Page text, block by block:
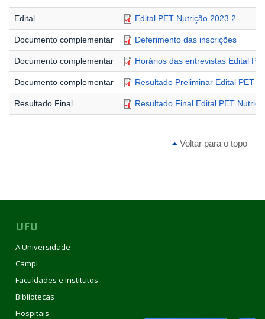
Edital Edital PET Nutrição 2023.2
Documento complementar Deferimento das inscrições
Documento complementar Horários das entrevistas Edital
Documento complementar Resultado Preliminar Edital PET
Resultado Final Resultado Final Edital PET
Voltar para o topo
UFU
A Universidade
Campi
Faculdades e Institutos
Bibliotecas
Hospitais